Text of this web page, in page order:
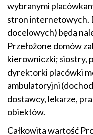
wybranymi
stron internetowych.
docelowych) będą
Przełożone domów
kierowniczki; siostry,
dyrektorki placówki
ambulatoryjni
dostawcy, lekarze,
obiektów.
Całkowita wartość